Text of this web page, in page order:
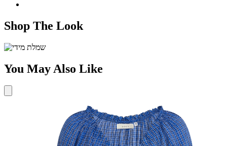
Shop The Look
You May Also Like